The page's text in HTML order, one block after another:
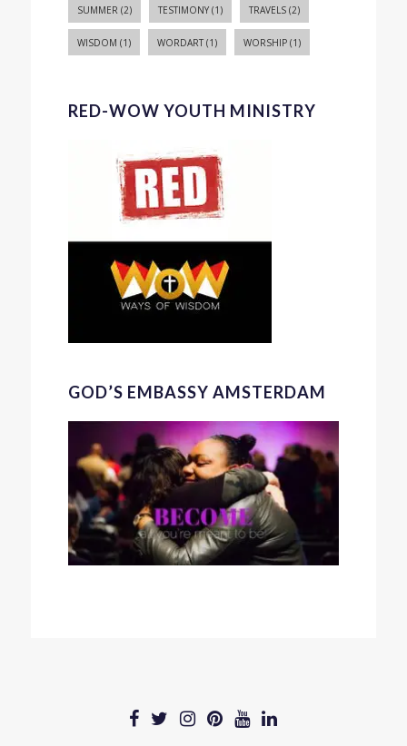
SUMMER(2) TESTIMONY(1) TRAVELS(2)
WISDOM (1) WORDART(1) WORSHIP(1)
RED-WOW YOUTH MINISTRY
GOD’S EMBASSY AMSTERDAM